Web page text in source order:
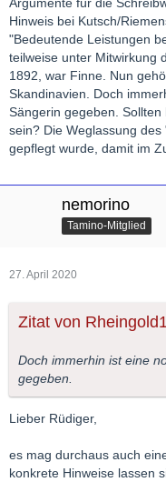
Argumente für die
Hinweis bei Kutsch/
"Bedeutende Leistungen
teilweise unter Mitwirkung
1892, war Finne. Nun
Skandinavien. Doch
Sängerin gegeben.
sein? Die Weglassung
gepflegt wurde, damit im
nemorino
Tamino-Mitglied
27. April 2020
Zitat von
Doch immerhin ist eine
gegeben.
Lieber Rüdiger,
es mag durchaus auch
konkrete Hinweise lassen